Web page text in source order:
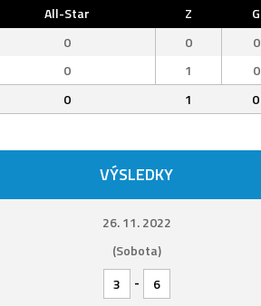
All-Star Z G
0 0 0
0 1 0
0 1 0
VÝSLEDKY
26. 11. 2022
(Sobota)
3
-
6